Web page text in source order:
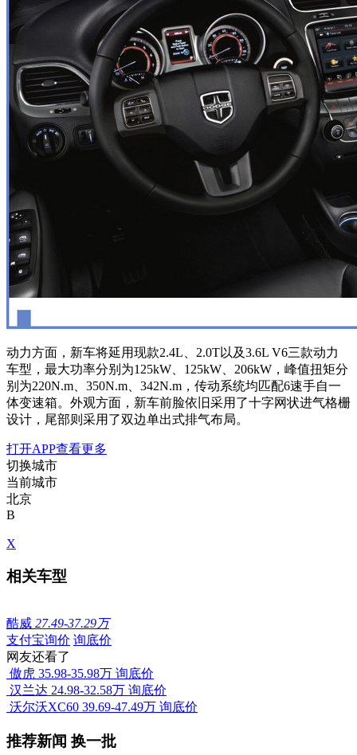
动力方面，新车将延用现款2.4L、2.0T以及3.6L V6三款动力
车型，最大功率分别为125kW、125kW、206kW，峰值扭矩分
别为220N.m、350N.m、342N.m，传动系统均匹配6速手自一
体变速箱。外观方面，新车前脸依旧采用了十字网状进气格栅
设计，尾部则采用了双边单出式排气布局。
打开APP查看更多
切换城市
当前城市
北京
B
X
相关车型
酷威 27.49-37.29万
支付宝询价 询底价
网友还看了
傲虎 35.98-35.98万 询底价
汉兰达 24.98-32.58万 询底价
沃尔沃XC60 39.69-47.49万 询底价
推荐新闻 换一批